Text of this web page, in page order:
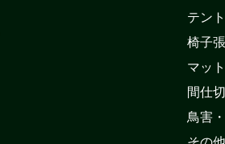
テン
椅子
マッ
間仕
鳥害